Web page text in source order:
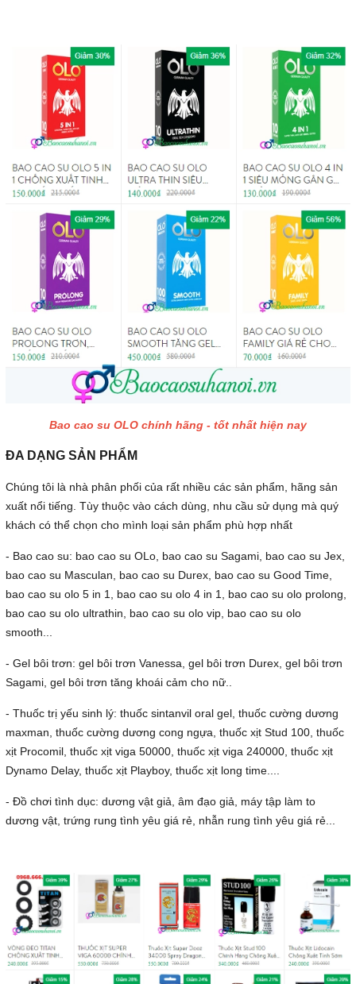
Bao cao su OLO chính hãng - tốt nhất hiện nay
ĐA DẠNG SẢN PHẨM
Chúng tôi là nhà phân phối của rất nhiều các sản phẩm, hãng sản
xuất nổi tiếng. Tùy thuộc vào cách dùng, nhu cầu sử dụng mà quý
khách có thể chọn cho mình loại sản phẩm phù hợp nhất
- Bao cao su: bao cao su OLo, bao cao su Sagami, bao cao su Jex,
bao cao su Masculan, bao cao su Durex, bao cao su Good Time,
bao cao su olo 5 in 1, bao cao su olo 4 in 1, bao cao su olo prolong,
bao cao su olo ultrathin, bao cao su olo vip, bao cao su olo
smooth...
- Gel bôi trơn: gel bôi trơn Vanessa, gel bôi trơn Durex, gel bôi trơn
Sagami, gel bôi trơn tăng khoái cảm cho nữ..
- Thuốc trị yếu sinh lý: thuốc sintanvil oral gel, thuốc cường dương
maxman, thuốc cường dương cong ngựa, thuốc xịt Stud 100, thuốc
xịt Procomil, thuốc xịt viga 50000, thuốc xịt viga 240000, thuốc xịt
Dynamo Delay, thuốc xịt Playboy, thuốc xịt long time....
- Đồ chơi tình dục: dương vật giả, âm đạo giả, máy tập làm to
dương vật, trứng rung tình yêu giá rẻ, nhẫn rung tình yêu giá rẻ...